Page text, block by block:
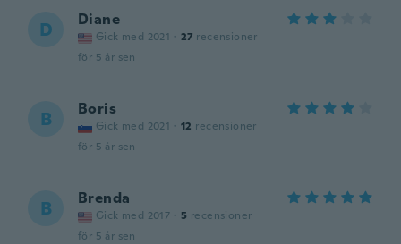
D Diane
Gick med 2021 · 27 recensioner
för 5 år sen
B Boris
Gick med 2021 · 12 recensioner
för 5 år sen
B Brenda
Gick med 2017 · 5 recensioner
för 5 år sen